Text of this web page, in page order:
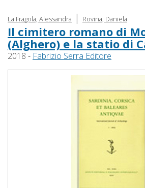
La Fragola, Alessandra | Rovina, Daniela
Il cimitero romano di
(Alghero) e la statio di
2018 - Fabrizio Serra Editore